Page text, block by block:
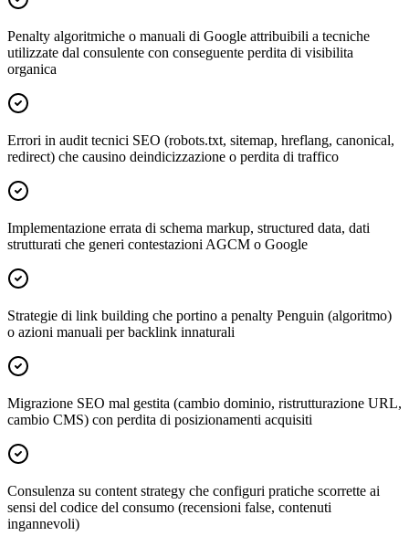
Penalty algoritmiche o manuali di Google attribuibili a tecniche
utilizzate dal consulente con conseguente perdita di visibilita
organica
Errori in audit tecnici SEO (robots.txt, sitemap, hreflang, canonical,
redirect) che causino deindicizzazione o perdita di traffico
Implementazione errata di schema markup, structured data, dati
strutturati che generi contestazioni AGCM o Google
Strategie di link building che portino a penalty Penguin (algoritmo)
o azioni manuali per backlink innaturali
Migrazione SEO mal gestita (cambio dominio, ristrutturazione URL,
cambio CMS) con perdita di posizionamenti acquisiti
Consulenza su content strategy che configuri pratiche scorrette ai
sensi del codice del consumo (recensioni false, contenuti
ingannevoli)